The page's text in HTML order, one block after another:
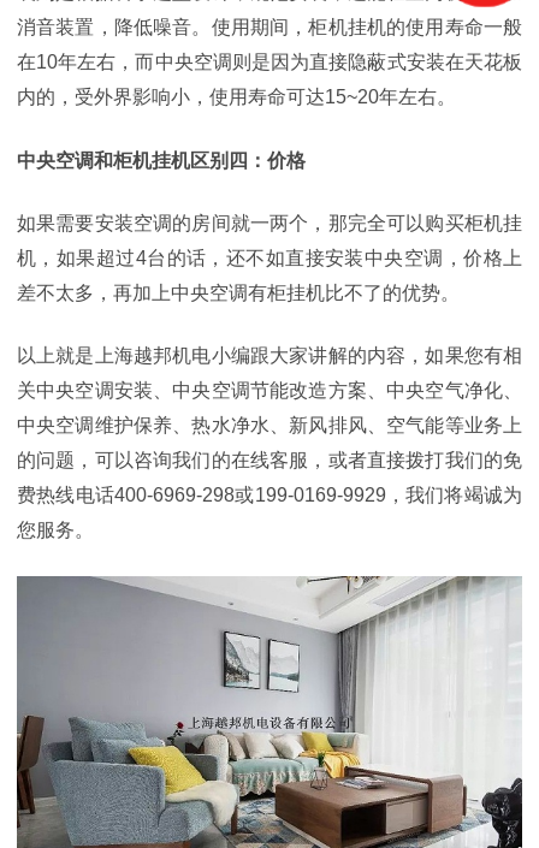
消音装置，降低噪音。使用期间，柜机挂机的使用寿命一般
在10年左右，而中央空调则是因为直接隐蔽式安装在天花板
内的，受外界影响小，使用寿命可达15~20年左右。
中央空调和柜机挂机区别四：价格
如果需要安装空调的房间就一两个，那完全可以购买柜机挂
机，如果超过4台的话，还不如直接安装中央空调，价格上
差不太多，再加上中央空调有柜挂机比不了的优势。
以上就是上海越邦机电小编跟大家讲解的内容，如果您有相
关中央空调安装、中央空调节能改造方案、中央空气净化、
中央空调维护保养、热水净水、新风排风、空气能等业务上
的问题，可以咨询我们的在线客服，或者直接拨打我们的免
费热线电话400-6969-298或199-0169-9929，我们将竭诚为
您服务。